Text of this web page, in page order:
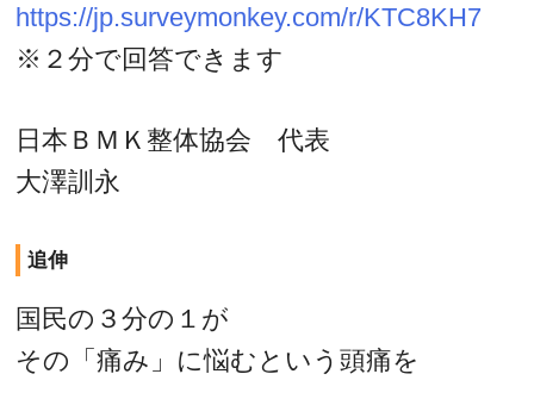
https://jp.surveymonkey.com/r/KTC8KH7
※２分で回答できます
日本ＢＭＫ整体協会 代表
大澤訓永
追伸
国民の３分の１が
その「痛み」に悩むという頭痛を